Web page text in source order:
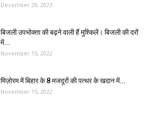
December 29, 2023
बिजली उपभोक्ता की बढ़ने वाली हैं मुश्किलें। बिजली की दरों
में...
November 15, 2022
मिज़ोरम में बिहार के 8 मजदूरों की पत्थर के खदान में...
November 15, 2022